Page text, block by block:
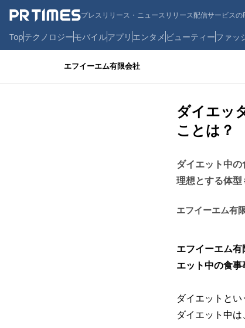
プレスリリース・ニュースリリース配信サービスの
Topテクノロジーモバイルアプリ エンタメ ビューティーファッ
エフイーエム有限会社
ダイエッ
ことは？
ダイエット中の
理想とする体型
エフイーエム有
エフイーエム
エット中の食事
ダイエットとい
ダイエット中